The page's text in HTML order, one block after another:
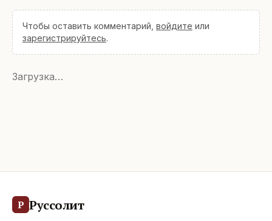
Чтобы оставить комментарий, войдите или
зарегистрируйтесь.
Загрузка…
Р Руссолит